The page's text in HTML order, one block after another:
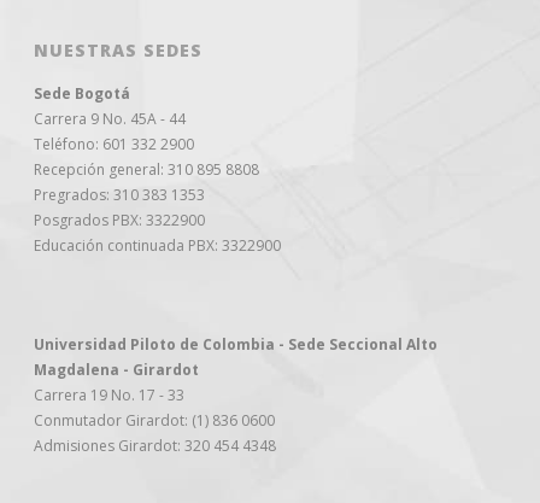
NUESTRAS SEDES
Sede Bogotá
Carrera 9 No. 45A - 44
Teléfono: 601 332 2900
Recepción general: 310 895 8808
Pregrados: 310 383 1353
Posgrados PBX: 3322900
Educación continuada PBX: 3322900
Universidad Piloto de Colombia - Sede Seccional Alto
Magdalena - Girardot
Carrera 19 No. 17 - 33
Conmutador Girardot: (1) 836 0600
Admisiones Girardot: 320 454 4348